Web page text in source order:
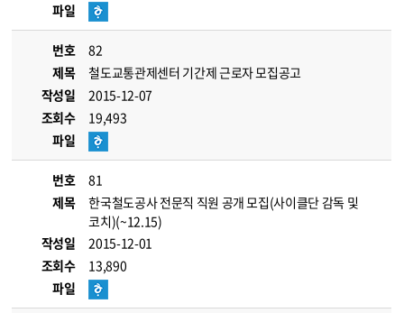
파일
번호
82
제목
철도교통관제센터 기간제 근로자 모집공고
작성일
2015-12-07
조회수
19,493
파일
번호
81
제목
한국철도공사 전문직 직원 공개 모집(사이클단 감독 및
코치)(~12.15)
작성일
2015-12-01
조회수
13,890
파일